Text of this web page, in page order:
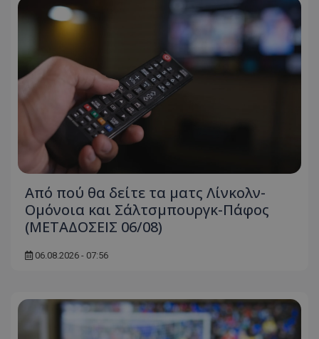
Από πού θα δείτε τα ματς Λίνκολν-
Ομόνοια και Σάλτσμπουργκ-Πάφος
(ΜΕΤΑΔΟΣΕΙΣ 06/08)
06.08.2026 - 07:56